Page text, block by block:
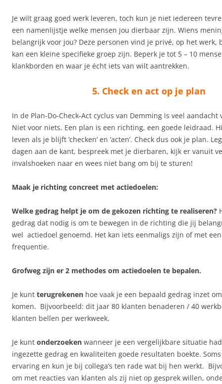
Je wilt graag goed werk leveren, toch kun je niet iedereen
een namenlijstje welke mensen jou dierbaar zijn. Wiens
belangrijk voor jou? Deze personen vind je privé, op het werk,
kan een kleine specifieke groep zijn. Beperk je tot 5 – 10
klankborden en waar je écht iets van wilt aantrekken.
5. Check en act op je plan
In de Plan-Do-Check-Act cyclus van Demming is veel aandacht
Niet voor niets. Een plan is een richting, een goede leidraad.
leven als je blijft ‘checken’ en ‘acten’. Check dus ook je plan.
dagen aan de kant, bespreek met je dierbaren, kijk er vanuit
invalshoeken naar en wees niet bang om bij te sturen!
Maak je richting concreet met actiedoelen:
Welke gedrag helpt je om de gekozen richting te realiseren?
gedrag dat nodig is om te bewegen in de richting die jij
wel actiedoel genoemd. Het kan iets eenmaligs zijn of met
frequentie.
Grofweg zijn er 2 methodes om actiedoelen te bepalen.
Je kunt terugrekenen hoe vaak je een bepaald gedrag inzet
komen. Bijvoorbeeld: dit jaar 80 klanten benaderen / 40
klanten bellen per werkweek.
Je kunt onderzoeken wanneer je een vergelijkbare situatie
ingezette gedrag en kwaliteiten goede resultaten boekte.
ervaring en kun je bij collega’s ten rade wat bij hen werkt.
om met reacties van klanten als zij niet op gesprek willen,